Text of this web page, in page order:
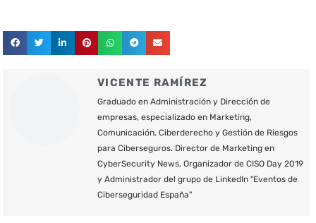
VICENTE RAMÍREZ
Graduado en Administración y Dirección de
empresas, especializado en Marketing,
Comunicación, Ciberderecho y Gestión de Riesgos
para Ciberseguros. Director de Marketing en
CyberSecurity News, Organizador de CISO Day 2019
y Administrador del grupo de LinkedIn "Eventos de
Ciberseguridad España"